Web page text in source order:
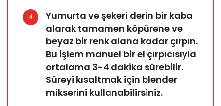
4
Yumurta ve şekeri derin bir kaba
alarak tamamen köpürene ve
beyaz bir renk alana kadar çırpın.
Bu işlem manuel bir el çırpıcısıyla
ortalama 3-4 dakika sürebilir.
Süreyi kısaltmak için blender
mikserini kullanabilirsiniz.